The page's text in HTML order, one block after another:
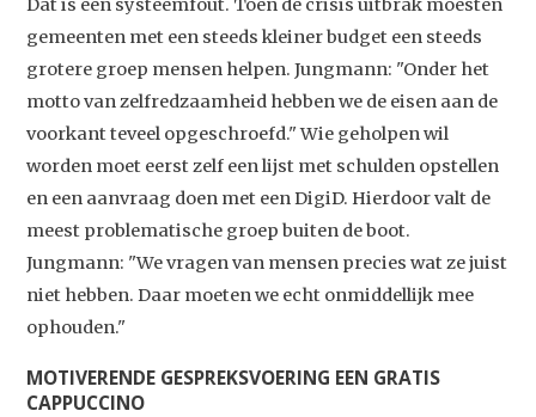
Video
Podcast
Artikelen
Contact
Dat is een systeemfout. Toen de crisis uitbrak moesten
gemeenten met een steeds kleiner budget een steeds
grotere groep mensen helpen. Jungmann: "Onder het
motto van zelfredzaamheid hebben we de eisen aan de
voorkant teveel opgeschroefd." Wie geholpen wil
worden moet eerst zelf een lijst met schulden opstellen
en een aanvraag doen met een DigiD. Hierdoor valt de
meest problematische groep buiten de boot.
Jungmann: "We vragen van mensen precies wat ze juist
niet hebben. Daar moeten we echt onmiddellijk mee
ophouden."
MOTIVERENDE GESPREKSVOERING EEN GRATIS
CAPPUCCINO